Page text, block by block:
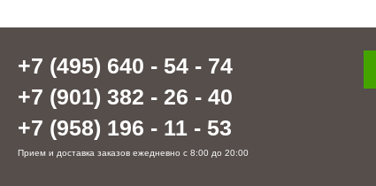
+7 (495) 640 - 54 - 74
+7 (901) 382 - 26 - 40
+7 (958) 196 - 11 - 53
Прием и доставка заказов ежедневно с 8:00 до 20:00